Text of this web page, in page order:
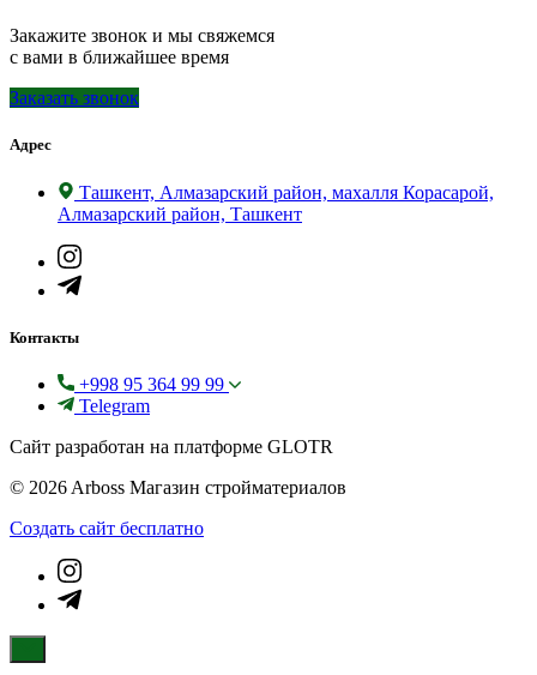
Закажите звонок и мы свяжемся
с вами в ближайшее время
Заказать звонок
Адрес
Ташкент, Алмазарский район, махалля Корасарой,
Алмазарский район, Ташкент
Контакты
+998 95 364 99 99
Telegram
Сайт разработан на платформе GLOTR
© 2026 Arboss Магазин стройматериалов
Создать cайт бесплатно